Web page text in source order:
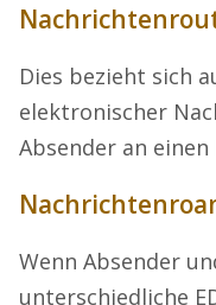
Dies bezieht sich
elektronischer
Absender an
Wenn Absender
unterschiedliche